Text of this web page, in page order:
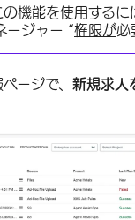
の機能を使用するに
ージャー “権限が必
ージで、 新規求人